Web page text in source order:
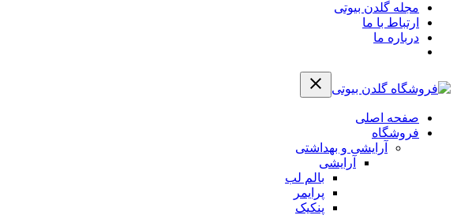
مجله گلدن بیوتی
ارتباط با ما
درباره ما
صفحه اصلی
فروشگاه
آرایشی و بهداشتی
آرایشی
بالم لب
پرایمر
پنکیک